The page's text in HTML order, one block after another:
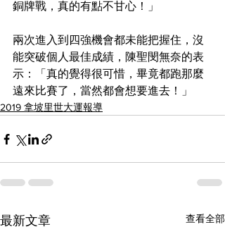
銅牌戰，真的有點不甘心！」
兩次進入到四強機會都未能把握住，沒
能突破個人最佳成績，陳聖閔無奈的表
示：「真的覺得很可惜，畢竟都跑那麼
遠來比賽了，當然都會想要進去！」
2019 拿坡里世大運報導
最新文章 查看全部